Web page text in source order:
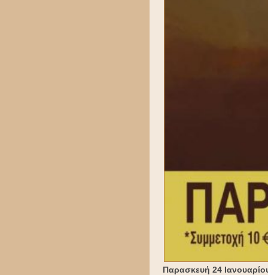
Παρασκευή 24